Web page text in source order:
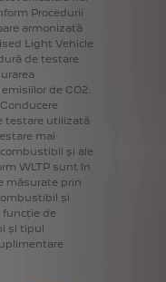
Procedurii
armonizată
Light Vehicle
de testare
emisiilor de CO2.
Conducere
testare utilizată
mai
combustibil și ale
WLTP sunt în
măsurate prin
și
funcție de
și tipul